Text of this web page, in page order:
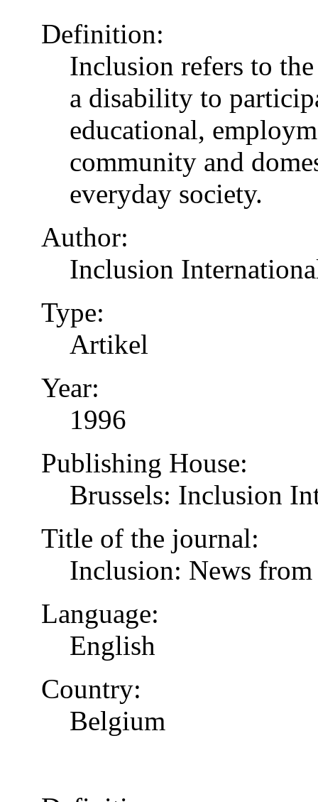
Definition:
Inclusion refers to
a disability to
educational,
community and
everyday society.
Author:
Inclusion
Type:
Artikel
Year:
1996
Publishing House:
Brussels: Inclusion
Title of the journal:
Inclusion: News
Language:
English
Country:
Belgium